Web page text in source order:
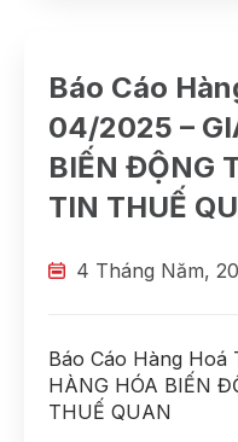
Báo Cáo
04/2025 –
BIẾN ĐỘNG
TIN THUẾ
4 Tháng Năm,
Báo Cáo Hàng Hoá
HÀNG HÓA BIẾN
THUẾ QUAN